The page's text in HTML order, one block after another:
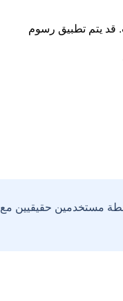
قد يتم تطبيق رسوم
مستخدمين حقيقيين مع